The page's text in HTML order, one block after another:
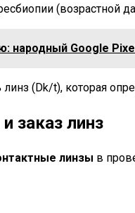
(возрастной
народный Google
линз (Dk/t), которая
заказ линз
линзы в